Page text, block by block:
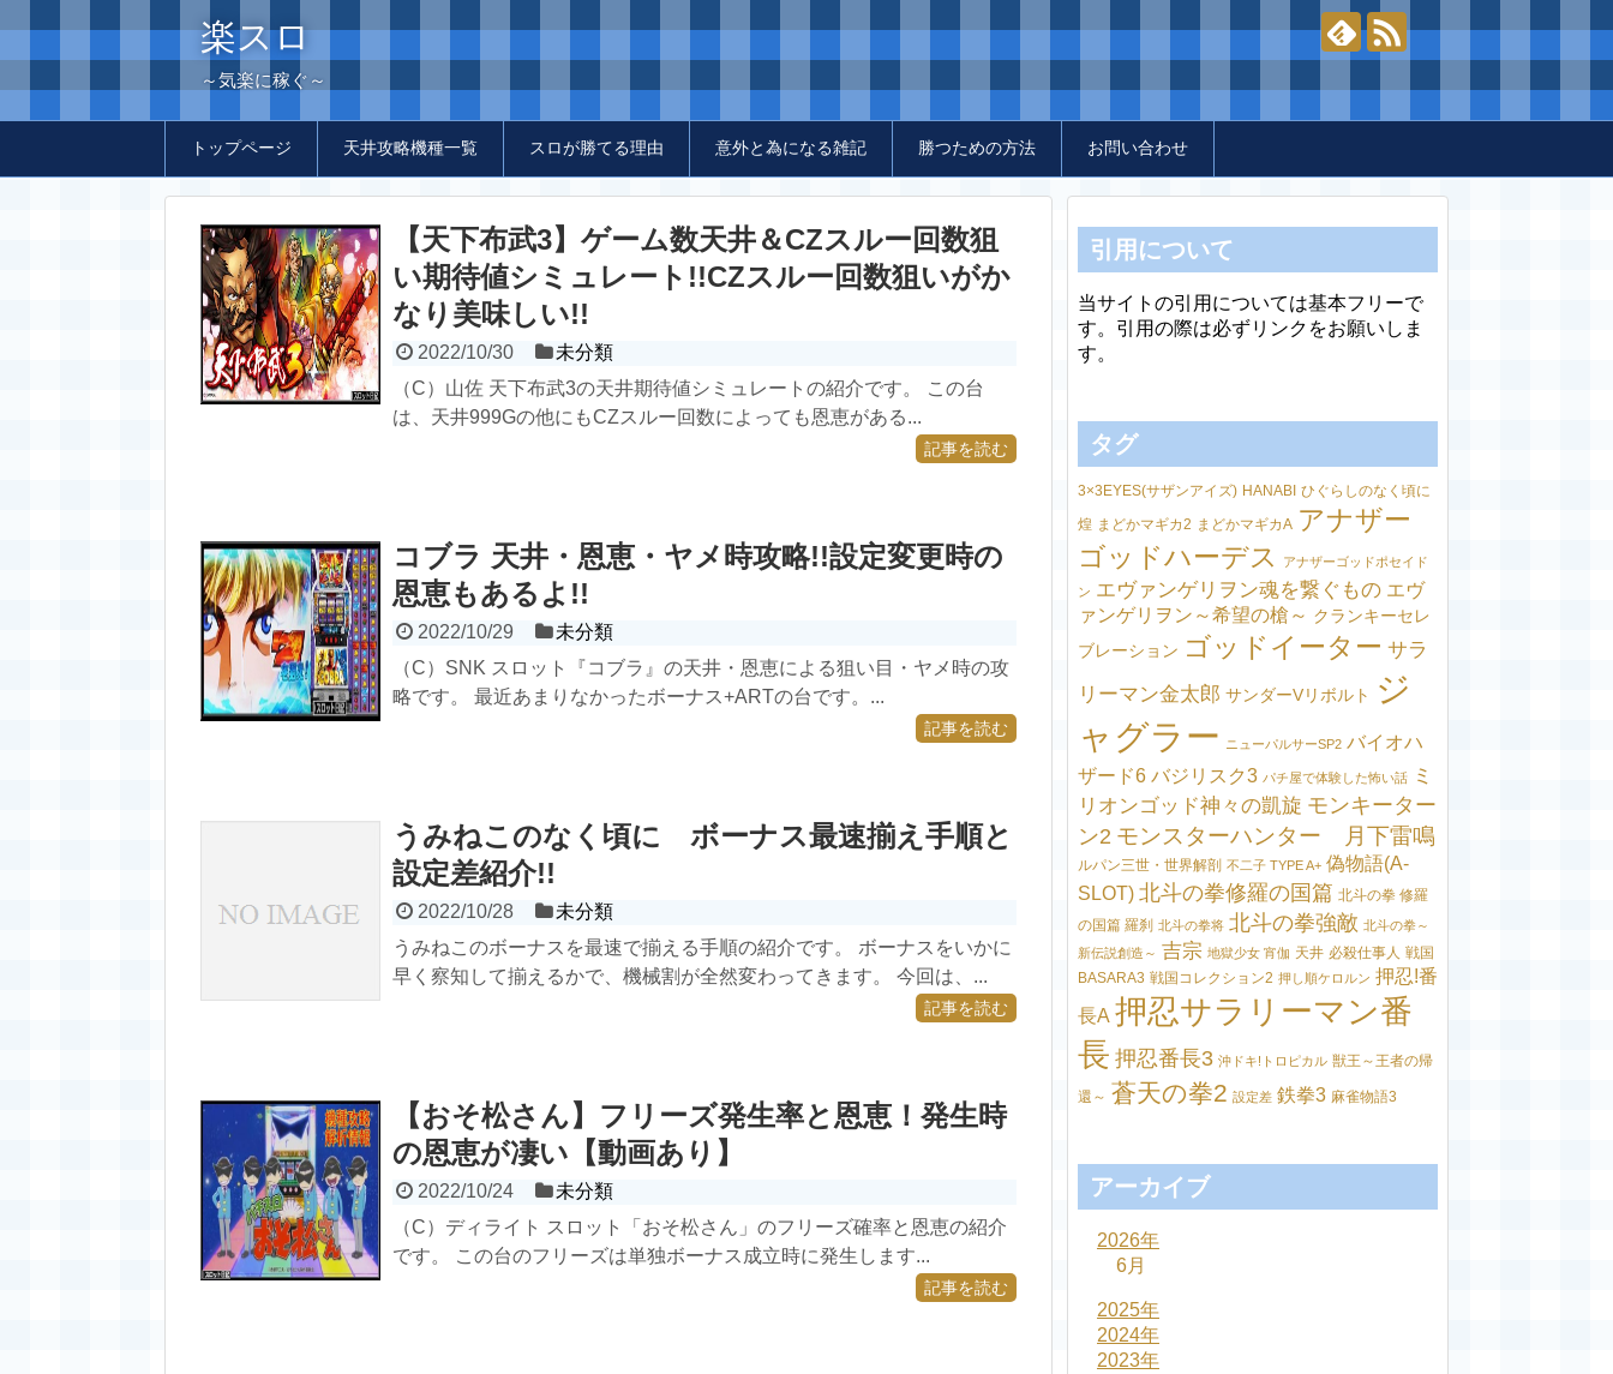
楽スロ
～気楽に稼ぐ～
トップページ 天井攻略機種一覧 スロが勝てる理由 意外と為になる雑記 勝つための方法 お問い合わせ
【天下布武3】ゲーム数天井＆CZスルー回数狙
い期待値シミュレート!!CZスルー回数狙いがか
なり美味しい!!
2022/10/30
未分類
（C）山佐 天下布武3の天井期待値シミュレートの紹介です。 この台
は、天井999Gの他にもCZスルー回数によっても恩恵がある...
記事を読む
コブラ 天井・恩恵・ヤメ時攻略!!設定変更時の
恩恵もあるよ!!
2022/10/29
未分類
（C）SNK スロット『コブラ』の天井・恩恵による狙い目・ヤメ時の攻
略です。 最近あまりなかったボーナス+ARTの台です。...
記事を読む
うみねこのなく頃に ボーナス最速揃え手順と
設定差紹介!!
2022/10/28
未分類
うみねこのボーナスを最速で揃える手順の紹介です。 ボーナスをいかに
早く察知して揃えるかで、機械割が全然変わってきます。 今回は、...
記事を読む
【おそ松さん】フリーズ発生率と恩恵！発生時
の恩恵が凄い【動画あり】
2022/10/24
未分類
（C）ディライト スロット「おそ松さん」のフリーズ確率と恩恵の紹介
です。 この台のフリーズは単独ボーナス成立時に発生します...
記事を読む
引用について
当サイトの引用については基本フリーで
す。引用の際は必ずリンクをお願いしま
す。
タグ
3×3EYES(サザンアイズ) HANABI ひぐらしのなく頃に
煌 まどかマギカ2 まどかマギカA アナザー
ゴッドハーデス
アナザーゴッドポセイド
ン エヴァンゲリヲン魂を繋ぐもの エヴ
ァンゲリヲン～希望の槍～ クランキーセレ
ブレーション ゴッドイーター サラ
リーマン金太郎 サンダーVリボルト
ジ
ャグラー
ニューパルサーSP2 バイオハ
ザード6 バジリスク3 パチ屋で体験した怖い話
ミ
リオンゴッド神々の凱旋 モンキーター
ン2 モンスターハンター 月下雷鳴
ルパン三世・世界解剖 不二子 TYPE A+ 偽物語(A-
SLOT) 北斗の拳修羅の国篇 北斗の拳 修羅
の国篇 羅刹 北斗の拳将 北斗の拳強敵 北斗の拳～
新伝説創造～ 吉宗 地獄少女 宵伽 天井 必殺仕事人 戦国
BASARA3 戦国コレクション2 押し順ケロルン 押忍!番
長A 押忍サラリーマン番
長 押忍番長3 沖ドキ!トロピカル 獣王～王者の帰
還～ 蒼天の拳2 設定差 鉄拳3 麻雀物語3
アーカイブ
2026年
6月
2025年
2024年
2023年